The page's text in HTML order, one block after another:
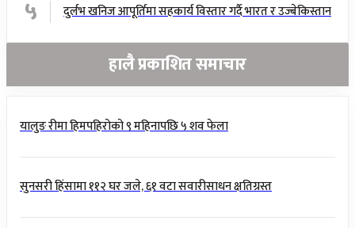
५ दुर्लभ खनिज आपूर्तिमा सहकार्य विस्तार गर्दै भारत र उज्बेकिस्तान
हालै प्रकाशित समाचार
यालुङ रीमा हिमपहिरोको ९ महिनापछि ५ शव फेला
सुनसरी हिंसामा ११२ घर जले, ६१ वटा सवारीसाधन क्षतिग्रस्त